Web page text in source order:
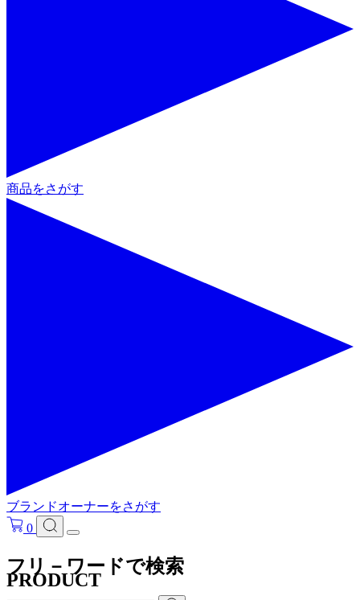
商品をさがす
ブランドオーナーをさがす
0
フリ－ワードで検索
PRODUCT